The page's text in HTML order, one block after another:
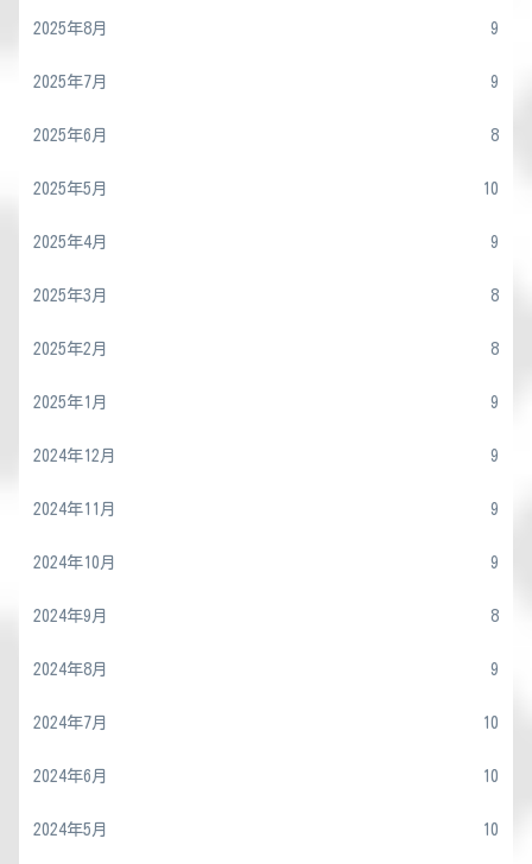
2025年8月 9
2025年7月 9
2025年6月 8
2025年5月 10
2025年4月 9
2025年3月 8
2025年2月 8
2025年1月 9
2024年12月 9
2024年11月 9
2024年10月 9
2024年9月 8
2024年8月 9
2024年7月 10
2024年6月 10
2024年5月 10